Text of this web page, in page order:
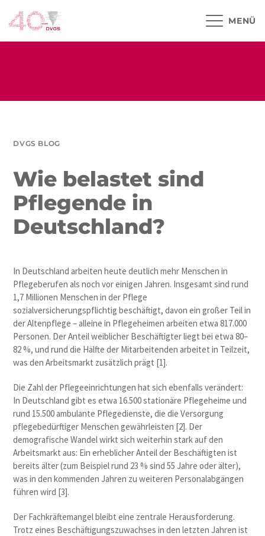
DVGS BLOG
Wie belastet sind
Pflegende in
Deutschland?
In Deutschland arbeiten heute deutlich mehr Menschen in
Pflegeberufen als noch vor einigen Jahren. Insgesamt sind rund
1,7 Millionen Menschen in der Pflege
sozialversicherungspflichtig beschäftigt, davon ein großer Teil in
der Altenpflege – alleine in Pflegeheimen arbeiten etwa 817.000
Personen. Der Anteil weiblicher Beschäftigter liegt bei etwa 80–
82 %, und rund die Hälfte der Mitarbeitenden arbeitet in Teilzeit,
was den Arbeitsmarkt zusätzlich prägt [1].
Die Zahl der Pflegeeinrichtungen hat sich ebenfalls verändert:
In Deutschland gibt es etwa 16.500 stationäre Pflegeheime und
rund 15.500 ambulante Pflegedienste, die die Versorgung
pflegebedürftiger Menschen gewährleisten [2]. Der
demografische Wandel wirkt sich weiterhin stark auf den
Arbeitsmarkt aus: Ein erheblicher Anteil der Beschäftigten ist
bereits älter (zum Beispiel rund 23 % sind 55 Jahre oder älter),
was in den kommenden Jahren zu weiteren Personalabgängen
führen wird [3].
Der Fachkräftemangel bleibt eine zentrale Herausforderung.
Trotz eines Beschäftigungszuwachses in den letzten Jahren ist
MENÜ